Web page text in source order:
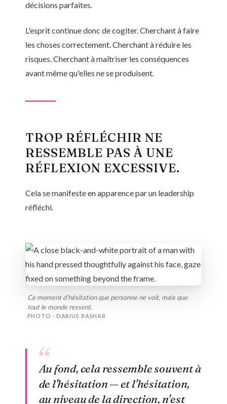
décisions parfaites.
L'esprit continue donc de cogiter. Cherchant à faire
les choses correctement. Cherchant à réduire les
risques. Cherchant à maîtriser les conséquences
avant même qu'elles ne se produisent.
TROP RÉFLÉCHIR NE
RESSEMBLE PAS À UNE
RÉFLEXION EXCESSIVE.
Cela se manifeste en apparence par un leadership
réfléchi.
Ce moment d'hésitation que personne ne voit, mais que
tout le monde ressent.
PHOTO · DARIUS BASHAR
Au fond, cela ressemble souvent à
de l'hésitation — et l'hésitation,
au niveau de la direction, n'est